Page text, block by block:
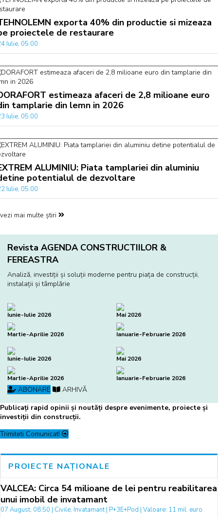
exporta 40% din productie si mizeaza
proiectele de restaurare
Iulie, 05:00
estimeaza afaceri de 2,8 milioane euro
tamplarie din lemn in 2026
Iulie, 05:00
ALUMINIU: Piata tamplariei din aluminiu
potentialul de dezvoltare
Iulie, 05:00
vezi mai multe știri
Revista AGENDA CONSTRUCTIILOR &
FEREASTRA
Analiză, investiţii și soluţii moderne pentru piaţa de construcţii,
instalaţii și tâmplărie
Iunie-Iulie 2026 Mai 2026
Martie-Aprilie 2026 Ianuarie-Februarie 2026
Iunie-Iulie 2026 Mai 2026
Martie-Aprilie 2026 Ianuarie-Februarie 2026
ABONARE
ARHIVĂ
Publicați rapid opinii și noutăți despre evenimente, proiecte și
investiții din construcții.
Trimiteti Comunicat!
PROIECTE NAȚIONALE
VALCEA: Circa 54 milioane de lei pentru reabilitarea
unui imobil de invatamant
07 August, 08:50 | Civile, Invatamant | P+3E+Pod | Valoare: 11 mil. euro